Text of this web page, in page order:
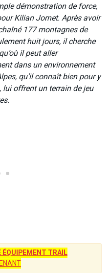
démonstration de force,
Kilian Jornet. Après avoir
177 montagnes de
huit jours, il cherche
il peut aller
dans un environnement
qu’il connaît bien pour y
offrent un terrain de jeu
TRAIL